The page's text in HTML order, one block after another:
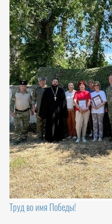
Труд во имя Победы!